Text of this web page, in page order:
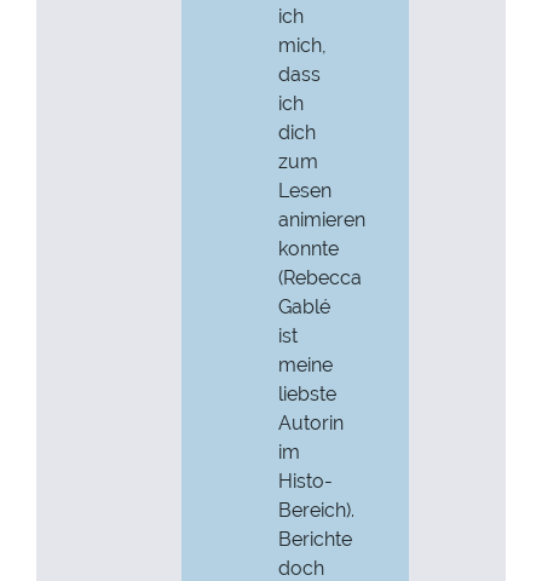
ich
mich,
dass
ich
dich
zum
Lesen
animieren
konnte
(Rebecca
Gablé
ist
meine
liebste
Autorin
im
Histo-
Bereich).
Berichte
doch